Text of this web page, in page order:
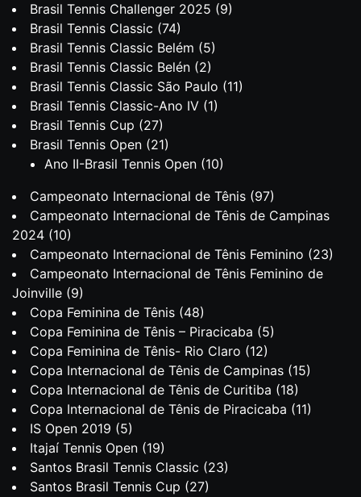
Brasil Tennis Challenger 2025 (9)
Brasil Tennis Classic (74)
Brasil Tennis Classic Belém (5)
Brasil Tennis Classic Belén (2)
Brasil Tennis Classic São Paulo (11)
Brasil Tennis Classic-Ano IV (1)
Brasil Tennis Cup (27)
Brasil Tennis Open (21)
Ano II-Brasil Tennis Open (10)
Campeonato Internacional de Tênis (97)
Campeonato Internacional de Tênis de Campinas
2024 (10)
Campeonato Internacional de Tênis Feminino (23)
Campeonato Internacional de Tênis Feminino de
Joinville (9)
Copa Feminina de Tênis (48)
Copa Feminina de Tênis – Piracicaba (5)
Copa Feminina de Tênis- Rio Claro (12)
Copa Internacional de Tênis de Campinas (15)
Copa Internacional de Tênis de Curitiba (18)
Copa Internacional de Tênis de Piracicaba (11)
IS Open 2019 (5)
Itajaí Tennis Open (19)
Santos Brasil Tennis Classic (23)
Santos Brasil Tennis Cup (27)